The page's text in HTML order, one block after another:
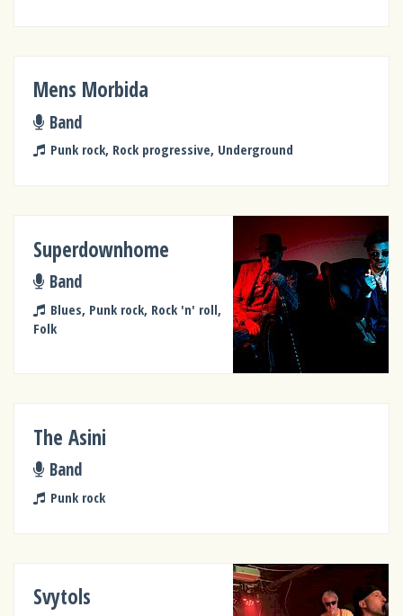
Mens Morbida
Band
Punk rock, Rock progressive, Underground
Superdownhome
Band
Blues, Punk rock, Rock 'n' roll,
Folk
The Asini
Band
Punk rock
Svytols